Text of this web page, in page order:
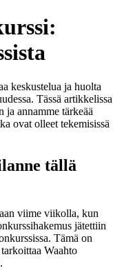
keskustelua ja huolta
Tässä artikkelissa
ja annamme tärkeää
ovat olleet tekemisissä
tällä
viime viikolla, kun
jätettiin
Tämä on
Waahto